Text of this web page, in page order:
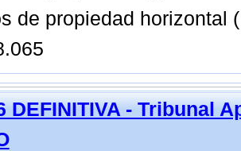
de propiedad horizontal
DEFINITIVA - Tribunal